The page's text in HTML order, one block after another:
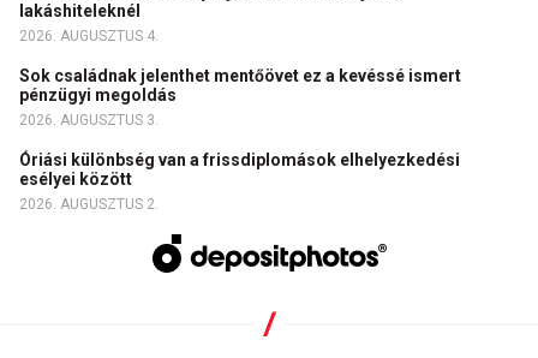
lakáshiteleknél
2026. AUGUSZTUS 4.
Sok családnak jelenthet mentőövet ez a kevéssé ismert
pénzügyi megoldás
2026. AUGUSZTUS 3.
Óriási különbség van a frissdiplomások elhelyezkedési
esélyei között
2026. AUGUSZTUS 2.